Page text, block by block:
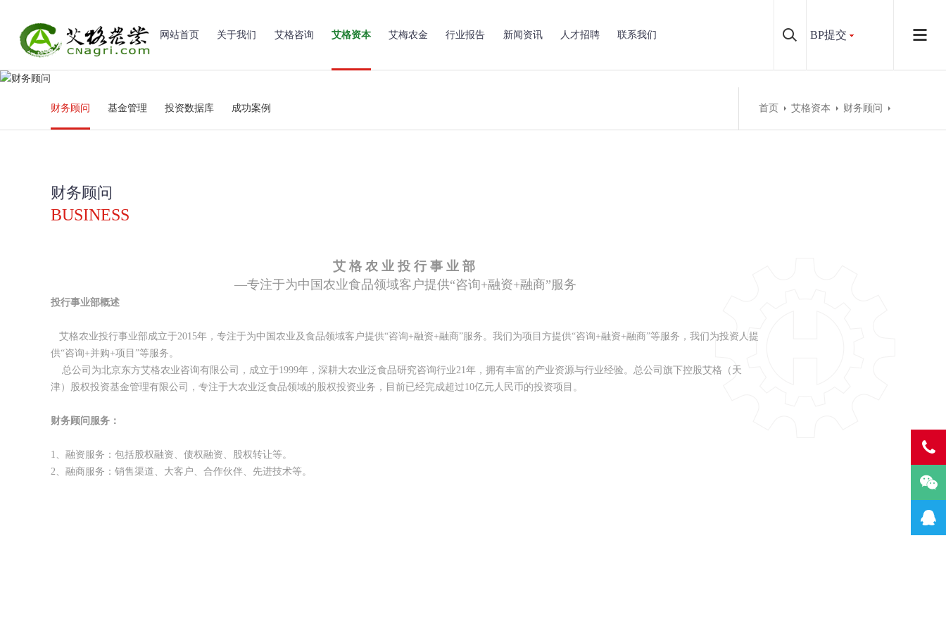
网站首页 关于我们 艾格咨询 艾格资本 艾梅农金 行业报告 新闻资讯 人才招聘 联系我们 BP提交
财务顾问 基金管理 投资数据库 成功案例 首页 艾格资本 财务顾问
财务顾问
BUSINESS
艾 格 农 业 投 行 事 业 部
—专注于为中国农业食品领域客户提供“咨询+融资+融商”服务
投行事业部概述
艾格农业投行事业部成立于2015年，专注于为中国农业及食品领域客户提供“咨询+融资+融商”服务。我们为项目方提供“咨询+融资+融商”等服务，我们为投资人提
供“咨询+并购+项目”等服务。
总公司为北京东方艾格农业咨询有限公司，成立于1999年，深耕大农业泛食品研究咨询行业21年，拥有丰富的产业资源与行业经验。总公司旗下控股艾格（天
津）股权投资基金管理有限公司，专注于大农业泛食品领域的股权投资业务，目前已经完成超过10亿元人民币的投资项目。
财务顾问服务：
1、融资服务：包括股权融资、债权融资、股权转让等。
2、融商服务：销售渠道、大客户、合作伙伴、先进技术等。